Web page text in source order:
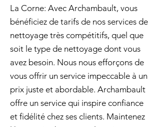
La Corne: Avec Archambault, vous
bénéficiez de tarifs de nos services de
nettoyage très compétitifs, quel que
soit le type de nettoyage dont vous
avez besoin. Nous nous efforçons de
vous offrir un service impeccable à un
prix juste et abordable. Archambault
offre un service qui inspire confiance
et fidélité chez ses clients. Maintenez